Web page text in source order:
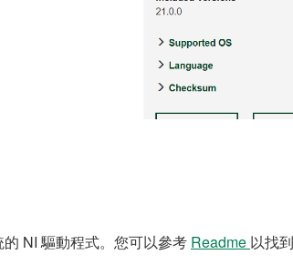
NI 驅動程式。您可以參考 Readme 以找